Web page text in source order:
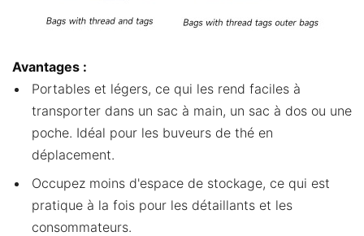
Avantages :
Portables et légers, ce qui les rend faciles à
transporter dans un sac à main, un sac à dos ou une
poche. Idéal pour les buveurs de thé en
déplacement.
Occupez moins d'espace de stockage, ce qui est
pratique à la fois pour les détaillants et les
consommateurs.